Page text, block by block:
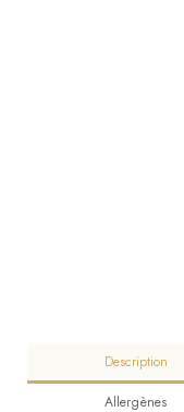
Description
Allergènes